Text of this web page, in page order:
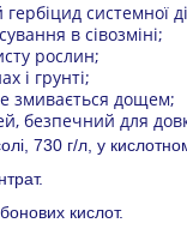
системної
в сівозміні;
рослин;
і грунті;
змивається дощем;
безпечний для
730 г/л, у
кислот.